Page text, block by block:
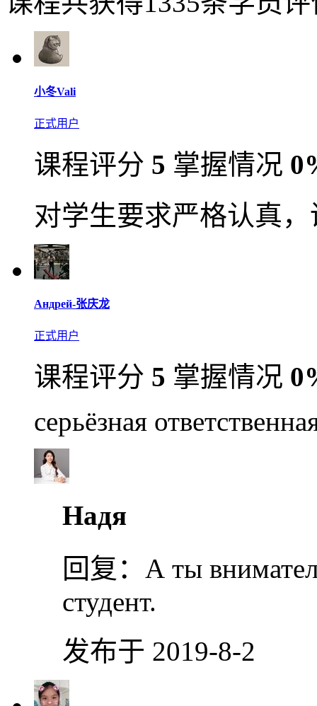
小冬Vali
正式用户
课程评分 5 掌握情况
对学生要求严格认真
Андрей-张庆龙
正式用户
课程评分 5 掌握情况
серьёзная
Надя
回复： А ты
студент.
发布于 2019-8-2